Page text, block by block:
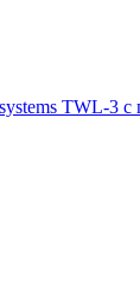
TWL-3 с